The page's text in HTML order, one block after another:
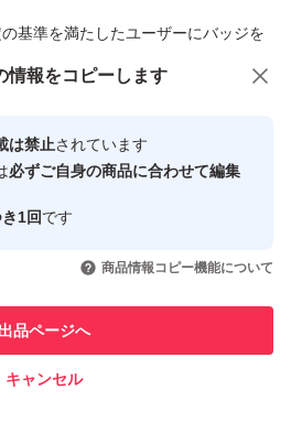
基準を満たしたユーザーにバッジを
心・安全なユーザーです
引を完了させた実績があります
での取引実績があります
情報をコピーします
は禁止されています
必ずご自身の商品に合わせて編集
1回です
商品情報コピー機能について
出品ページへ
キャンセル
オススメ